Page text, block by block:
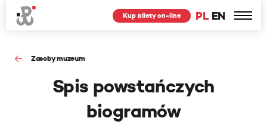
PL EN
Kup bilety on-line
Zasoby muzeum
Spis powstańczych
biogramów